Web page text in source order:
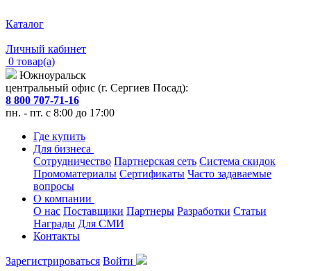
Каталог
Личный кабинет
0 товар(а)
Южноуральск
центральный офис (г. Сергиев Посад):
8 800 707-71-16
пн. - пт. с 8:00 до 17:00
Где купить
Для бизнеса
Сотрудничество Партнерская сеть Система скидок
Промоматериалы Сертификаты Часто задаваемые
вопросы
О компании
О нас Поставщики Партнеры Разработки Статьи
Награды Для СМИ
Контакты
Зарегистрироваться Войти